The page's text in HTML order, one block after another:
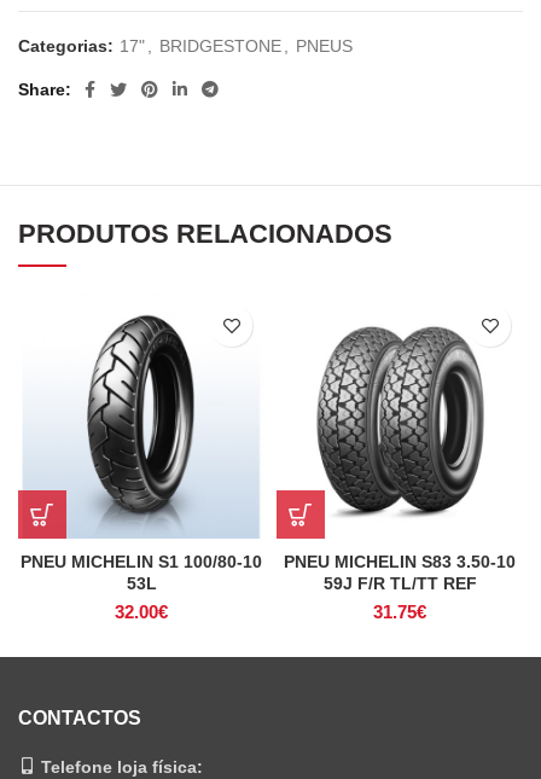
Categorias: 17" BRIDGESTONE PNEUS
Share
PRODUTOS RELACIONADOS
PNEU MICHELIN S1 100/80-10
53L
32.00€
PNEU MICHELIN S83 3.50-10
59J F/R TL/TT REF
31.75€
CONTACTOS
Telefone loja física: